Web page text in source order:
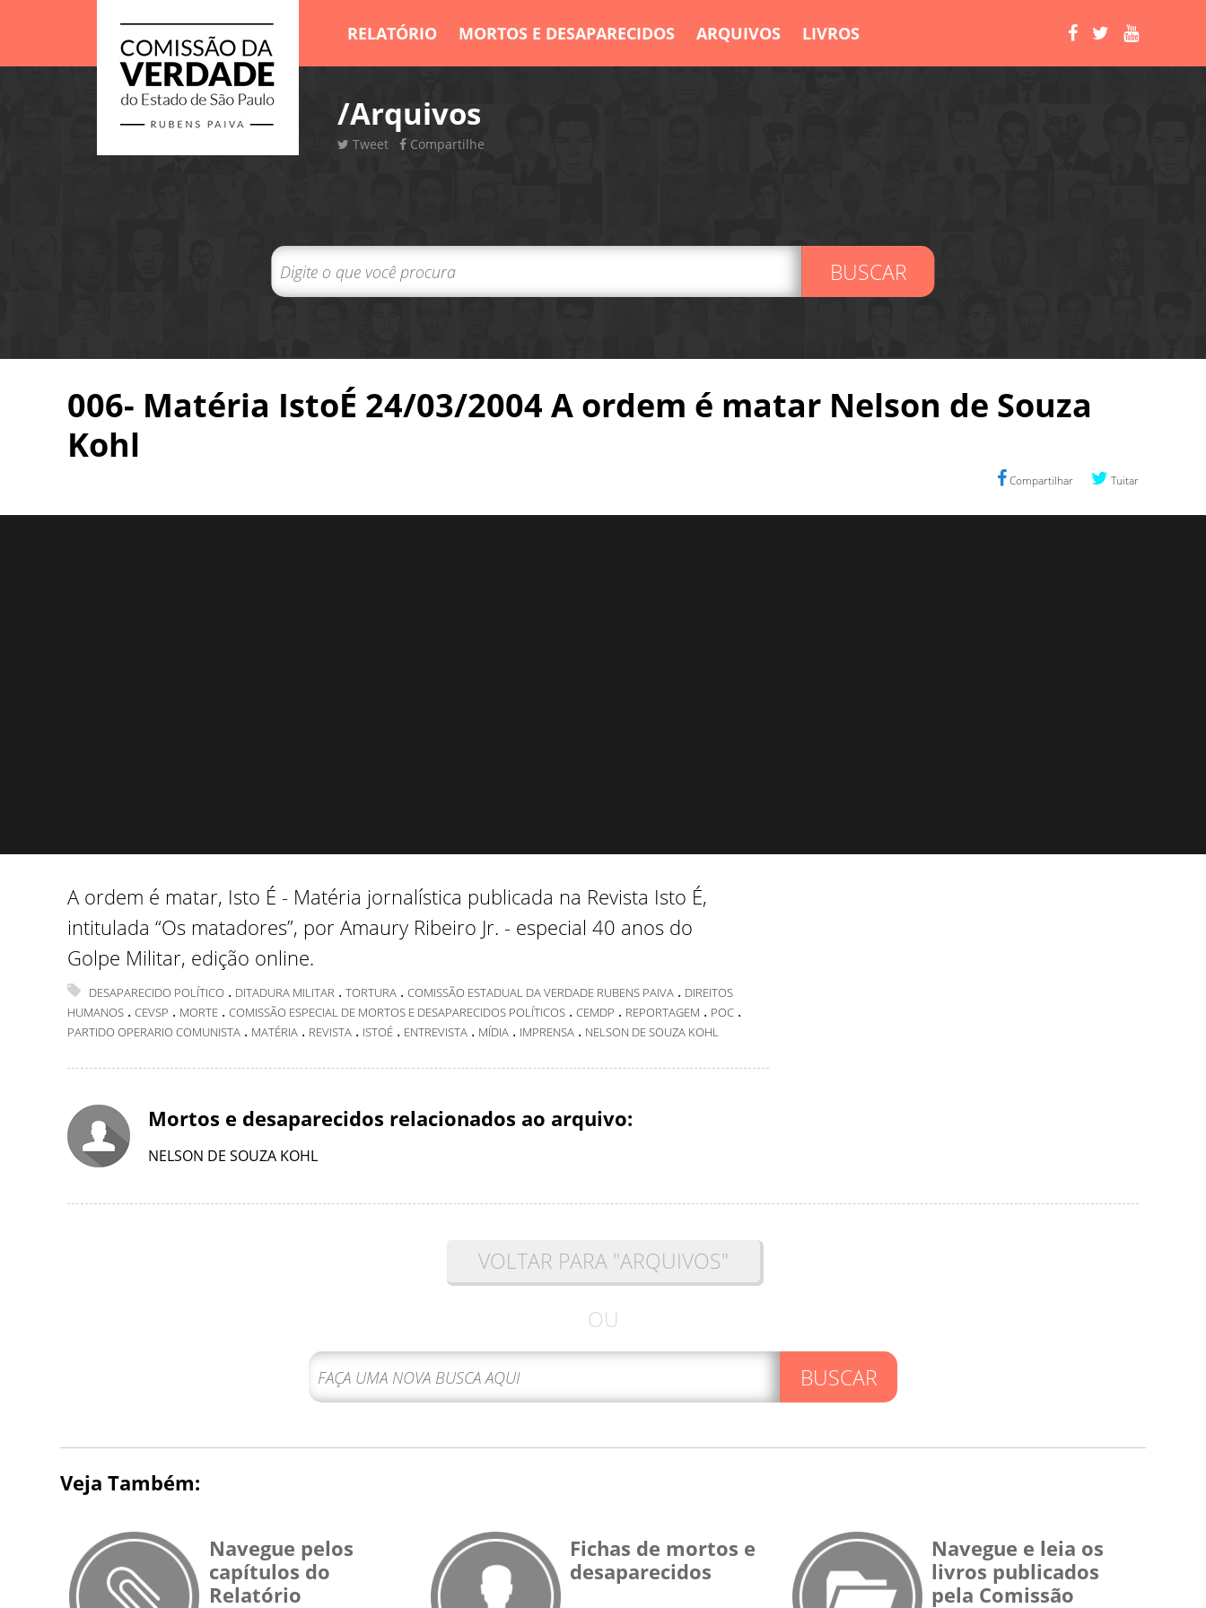
RELATÓRIO MORTOS E DESAPARECIDOS ARQUIVOS LIVROS
/Arquivos
Tweet Compartilhe
BUSCAR
006- Matéria IstoÉ 24/03/2004 A ordem é matar Nelson de Souza
Kohl
Compartilhar Tuitar
A ordem é matar, Isto É - Matéria jornalística publicada na Revista Isto É,
intitulada “Os matadores”, por Amaury Ribeiro Jr. - especial 40 anos do
Golpe Militar, edição online.
DESAPARECIDO POLÍTICO . DITADURA MILITAR . TORTURA . COMISSÃO ESTADUAL DA VERDADE RUBENS PAIVA . DIREITOS
HUMANOS . CEVSP . MORTE . COMISSÃO ESPECIAL DE MORTOS E DESAPARECIDOS POLÍTICOS . CEMDP . REPORTAGEM . POC .
PARTIDO OPERARIO COMUNISTA . MATÉRIA . REVISTA . ISTOÉ . ENTREVISTA . MÍDIA . IMPRENSA . NELSON DE SOUZA KOHL
Mortos e desaparecidos relacionados ao arquivo:
NELSON DE SOUZA KOHL
VOLTAR PARA "ARQUIVOS"
OU
BUSCAR
Veja Também:
Navegue pelos
capítulos do
Relatório
Fichas de mortos e
desaparecidos
Navegue e leia os
livros publicados
pela Comissão